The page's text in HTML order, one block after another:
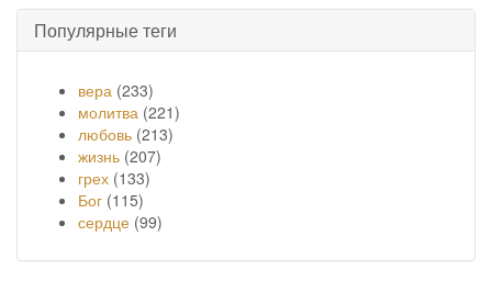
Популярные теги
вера (233)
молитва (221)
любовь (213)
жизнь (207)
грех (133)
Бог (115)
сердце (99)